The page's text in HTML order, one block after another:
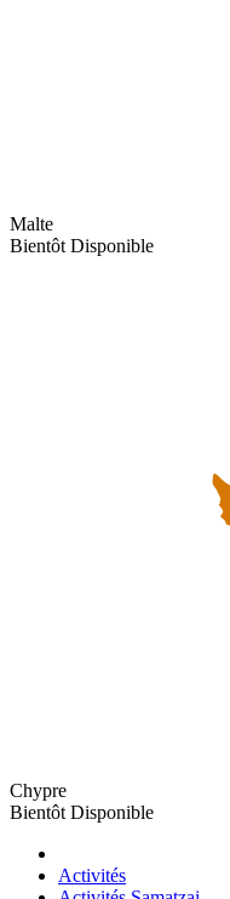
Malte
Bientôt Disponible
Chypre
Bientôt Disponible
Activités